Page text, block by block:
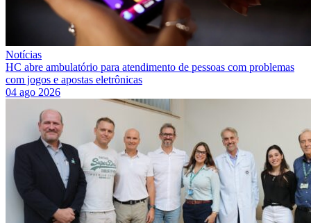
Notícias
HC abre ambulatório para atendimento de pessoas com problemas
com jogos e apostas eletrônicas
04 ago 2026